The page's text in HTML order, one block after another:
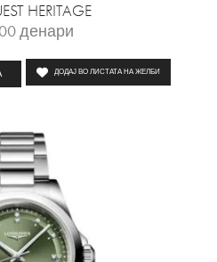
HERITAGE
денари
ДОДАЈ ВО ЛИСТАТА НА ЖЕЛБИ